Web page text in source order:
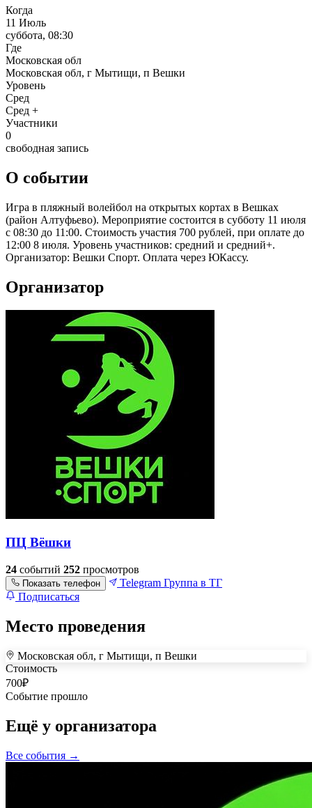
Когда
11 Июль
суббота, 08:30
Где
Московская обл
Московская обл, г Мытищи, п Вешки
Уровень
Сред
Сред +
Участники
0
свободная запись
О событии
Игра в пляжный волейбол на открытых кортах в Вешках
(район Алтуфьево). Мероприятие состоится в субботу 11 июля
с 08:30 до 11:00. Стоимость участия 700 рублей, при оплате до
12:00 8 июля. Уровень участников: средний и средний+.
Организатор: Вешки Спорт. Оплата через ЮКассу.
Организатор
ПЦ Вёшки
24 событий 252 просмотров
Показать телефон Telegram Группа в ТГ
Подписаться
Место проведения
+
–
Московская обл, г Мытищи, п Вешки
Стоимость
700₽
Событие прошло
Ещё у организатора
Все события →